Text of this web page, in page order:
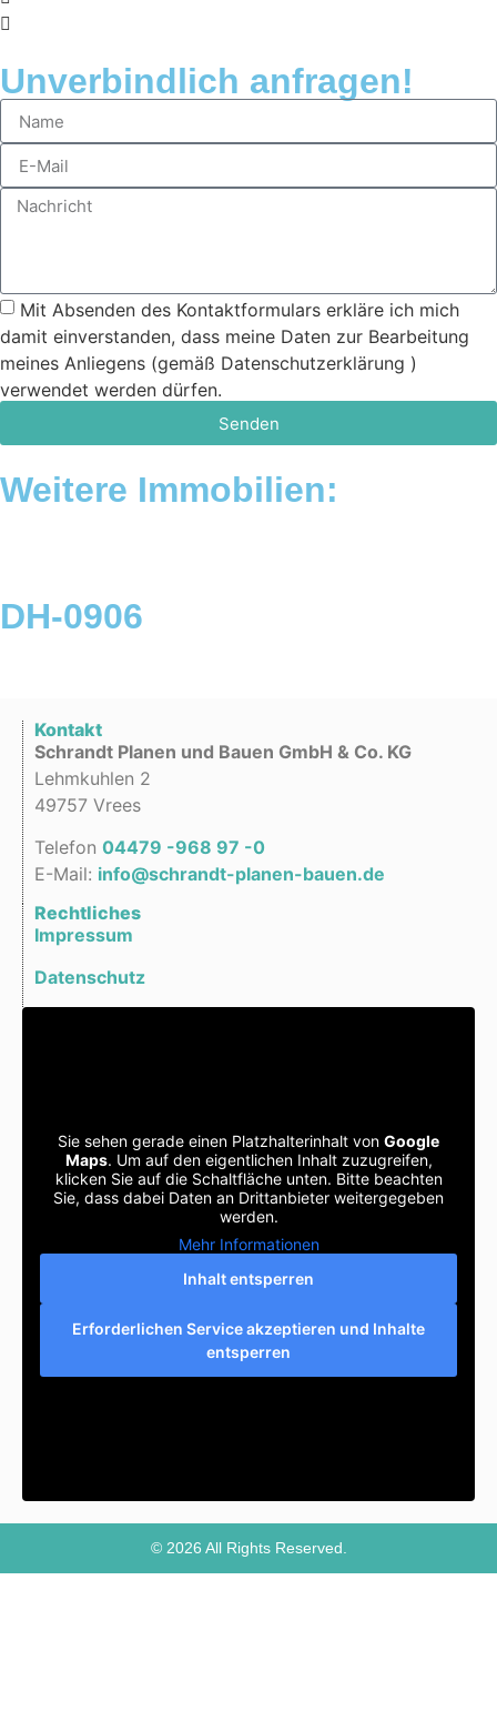
Unverbindlich anfragen!
Mit Absenden des Kontaktformulars erkläre ich mich
damit einverstanden, dass meine Daten zur Bearbeitung
meines Anliegens (gemäß Datenschutzerklärung )
verwendet werden dürfen.
Senden
Weitere Immobilien:
DH-0906
Kontakt
Schrandt Planen und Bauen GmbH & Co. KG
Lehmkuhlen 2
49757 Vrees
Telefon 04479 -968 97 -0
E-Mail: info@schrandt-planen-bauen.de
Rechtliches
Impressum
Datenschutz
Sie sehen gerade einen Platzhalterinhalt von Google
Maps. Um auf den eigentlichen Inhalt zuzugreifen,
klicken Sie auf die Schaltfläche unten. Bitte beachten
Sie, dass dabei Daten an Drittanbieter weitergegeben
werden.
Mehr Informationen
Inhalt entsperren
Erforderlichen Service akzeptieren und Inhalte
entsperren
© 2026 All Rights Reserved.